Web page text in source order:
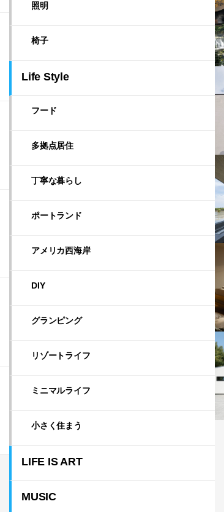
照明
椅子
Life Style
フード
多拠点居住
丁寧な暮らし
ポートランド
アメリカ西海岸
DIY
グランピング
リゾートライフ
ミニマルライフ
小さく住まう
LIFE IS ART
MUSIC